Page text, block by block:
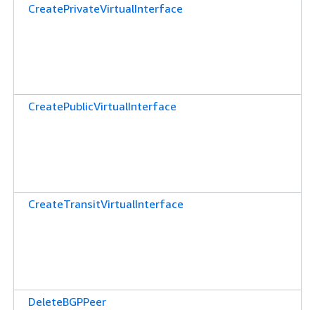
CreatePrivateVirtualInterface
CreatePublicVirtualInterface
CreateTransitVirtualInterface
DeleteBGPPeer